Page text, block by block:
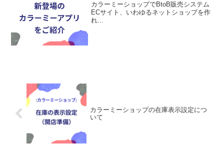
カラーミーショップでBtoB販売システム
ECサイト、いわゆるネットショップを作
れ...
カラーミーショップの在庫表示設定につ
いて